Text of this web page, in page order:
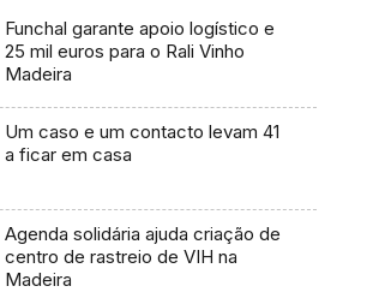
Funchal garante apoio logístico e
25 mil euros para o Rali Vinho
Madeira
Um caso e um contacto levam 41
a ficar em casa
Agenda solidária ajuda criação de
centro de rastreio de VIH na
Madeira